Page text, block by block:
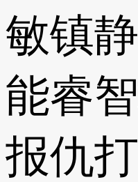
敏镇
能睿
报仇